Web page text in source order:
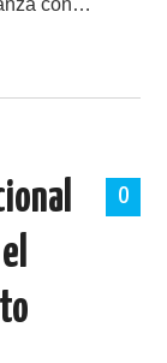
con…
0